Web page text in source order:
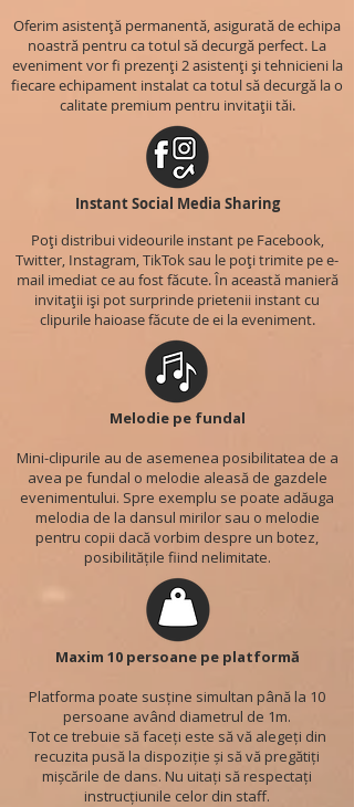
Oferim asistență permanentă, asigurată de echipa
noastră pentru ca totul să decurgă perfect. La
eveniment vor fi prezenți 2 asistenți și tehnicieni la
fiecare echipament instalat ca totul să decurgă la o
calitate premium pentru invitații tăi.
Instant Social Media Sharing
Poți distribui videourile instant pe Facebook,
Twitter, Instagram, TikTok sau le poți trimite pe e-
mail imediat ce au fost făcute. În această manieră
invitații iși pot surprinde prietenii instant cu
clipurile haioase făcute de ei la eveniment.
Melodie pe fundal
Mini-clipurile au de asemenea posibilitatea de a
avea pe fundal o melodie aleasă de gazdele
evenimentului. Spre exemplu se poate adăuga
melodia de la dansul mirilor sau o melodie
pentru copii dacă vorbim despre un botez,
posibilitățile fiind nelimitate.
Maxim 10 persoane pe platformă
Platforma poate susține simultan până la 10
persoane având diametrul de 1m.
Tot ce trebuie să faceți este să vă alegeți din
recuzita pusă la dispoziție și să vă pregătiți
mișcările de dans. Nu uitați să respectați
instrucțiunile celor din staff.